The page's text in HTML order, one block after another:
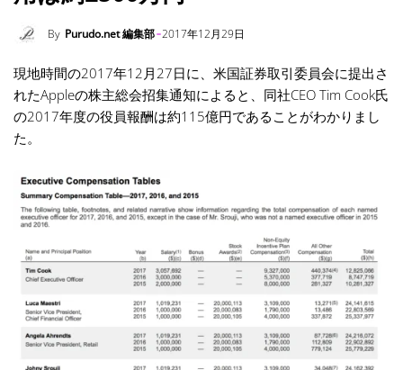
By Purudo.net 編集部 2017年12月29日
現地時間の2017年12月27日に、米国証券取引委員会に提出さ
れたAppleの株主総会招集通知によると、同社CEO Tim Cook氏
の2017年度の役員報酬は約115億円であることがわかりまし
た。